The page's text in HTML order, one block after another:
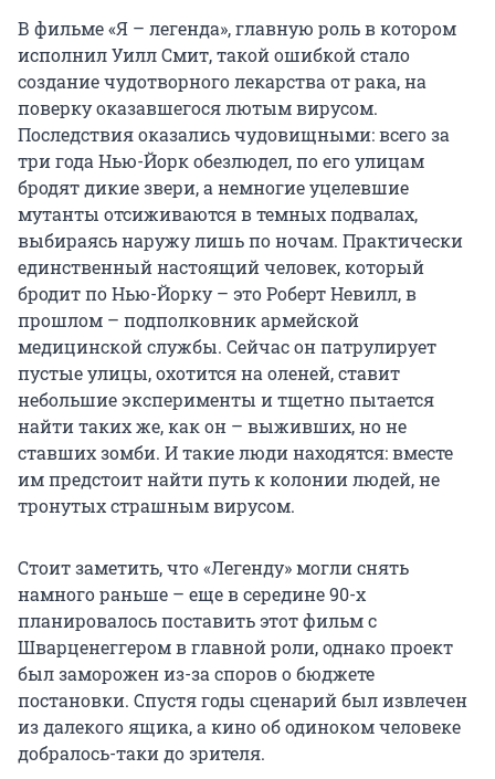
В фильме «Я – легенда», главную роль в котором
исполнил Уилл Смит, такой ошибкой стало
создание чудотворного лекарства от рака, на
поверку оказавшегося лютым вирусом.
Последствия оказались чудовищными: всего за
три года Нью-Йорк обезлюдел, по его улицам
бродят дикие звери, а немногие уцелевшие
мутанты отсиживаются в темных подвалах,
выбираясь наружу лишь по ночам. Практически
единственный настоящий человек, который
бродит по Нью-Йорку – это Роберт Невилл, в
прошлом – подполковник армейской
медицинской службы. Сейчас он патрулирует
пустые улицы, охотится на оленей, ставит
небольшие эксперименты и тщетно пытается
найти таких же, как он – выживших, но не
ставших зомби. И такие люди находятся: вместе
им предстоит найти путь к колонии людей, не
тронутых страшным вирусом.
Стоит заметить, что «Легенду» могли снять
намного раньше – еще в середине 90-х
планировалось поставить этот фильм с
Шварценеггером в главной роли, однако проект
был заморожен из-за споров о бюджете
постановки. Спустя годы сценарий был извлечен
из далекого ящика, а кино об одиноком человеке
добралось-таки до зрителя.